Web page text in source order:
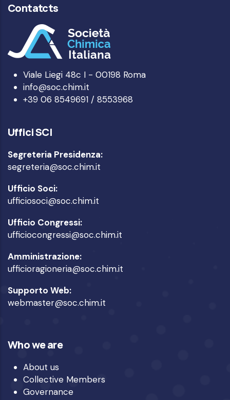
Contatcts
Viale Liegi 48c I - 00198 Roma
info@soc.chim.it
+39 06 8549691 / 8553968
Uffici SCI
Segreteria Presidenza:
segreteria@soc.chim.it
Ufficio Soci:
ufficiosoci@soc.chim.it
Ufficio Congressi:
ufficiocongressi@soc.chim.it
Amministrazione:
ufficioragioneria@soc.chim.it
Supporto Web:
webmaster@soc.chim.it
Who we are
About us
Collective Members
Governance